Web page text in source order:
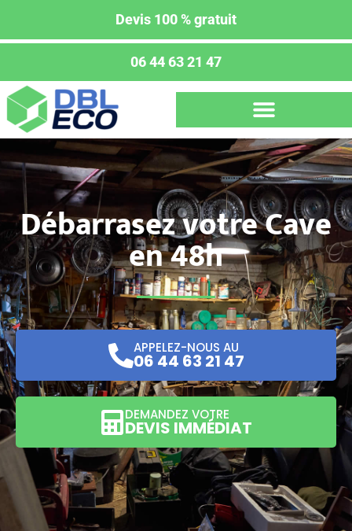
Devis 100 % gratuit
06 44 63 21 47
Débarrasez votre Cave
en 48h
APPELEZ-NOUS AU
06 44 63 21 47
DEMANDEZ VOTRE
DEVIS IMMÉDIAT